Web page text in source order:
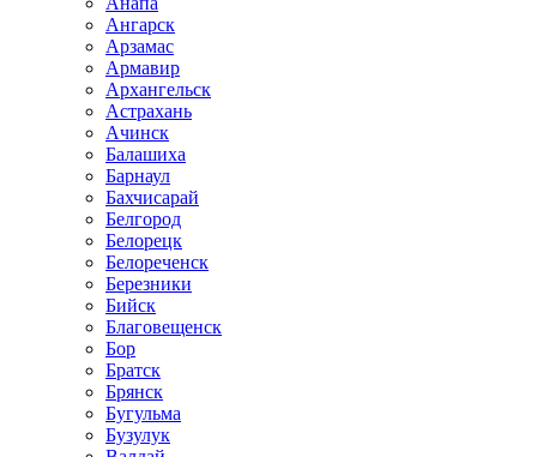
Ангарск
Арзамас
Армавир
Архангельск
Астрахань
Ачинск
Балашиха
Барнаул
Бахчисарай
Белгород
Белорецк
Белореченск
Березники
Бийск
Благовещенск
Бор
Братск
Брянск
Бугульма
Бузулук